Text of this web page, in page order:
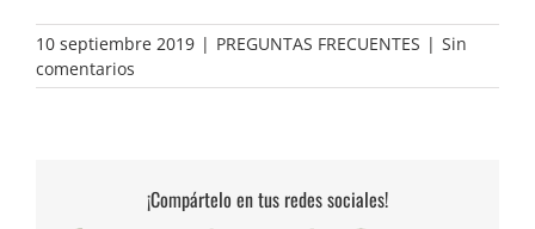
10 septiembre 2019 | PREGUNTAS FRECUENTES | Sin
comentarios
¡Compártelo en tus redes sociales!